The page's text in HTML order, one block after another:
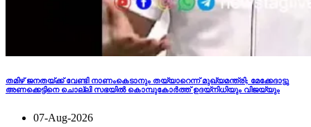
തമിഴ് ജനതയ്ക്ക് വേണ്ടി നാണംകെടാനും തയ്യാറെന്ന് മുഖ്യമന്ത്രി; മേക്കേദാട്ടു
അണക്കെട്ടിനെ ചൊല്ലി സഭയില്‍ കൊമ്പുകോര്‍ത്ത് ഉദയ്‌നിധിയും വിജയ്‌യും
07-Aug-2026